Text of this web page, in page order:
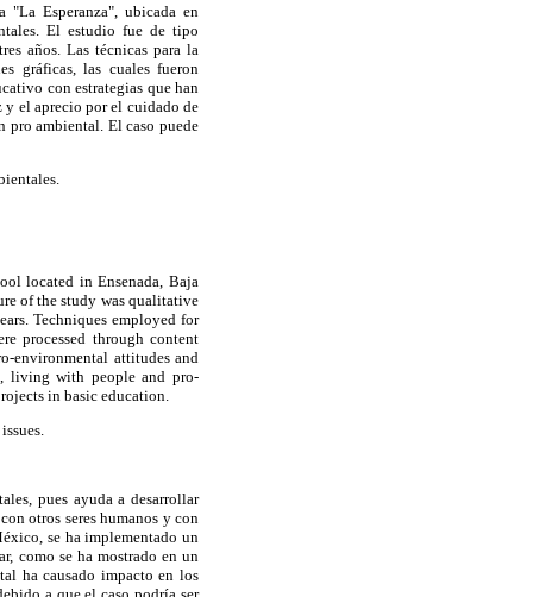
"La Esperanza", ubicada en
El estudio fue de tipo
años. Las técnicas para la
gráficas, las cuales fueron
con estrategias que han
y el aprecio por el cuidado de
pro ambiental. El caso puede
located in Ensenada, Baja
of the study was qualitative
Techniques employed for
processed through content
environmental attitudes and
living with people and pro-
in basic education.
pues ayuda a desarrollar
otros seres humanos y con
se ha implementado un
como se ha mostrado en un
ha causado impacto en los